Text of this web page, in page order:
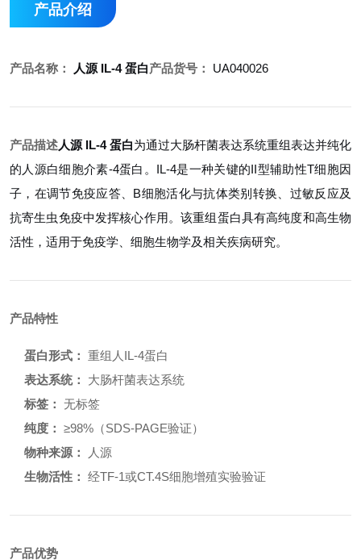
产品介绍
产品名称： 人源 IL-4 蛋白产品货号： UA040026
产品描述人源 IL-4 蛋白为通过大肠杆菌表达系统重组表达并纯化
的人源白细胞介素-4蛋白。IL-4是一种关键的II型辅助性T细胞因
子，在调节免疫应答、B细胞活化与抗体类别转换、过敏反应及
抗寄生虫免疫中发挥核心作用。该重组蛋白具有高纯度和高生物
活性，适用于免疫学、细胞生物学及相关疾病研究。
产品特性
蛋白形式： 重组人IL-4蛋白
表达系统：
大肠杆菌表达系统
标签： 无标签
纯度： ≥98%（SDS-PAGE验证）
物种来源：
人源
生物活性： 经TF-1或CT.4S细胞增殖实验验证
产品优势